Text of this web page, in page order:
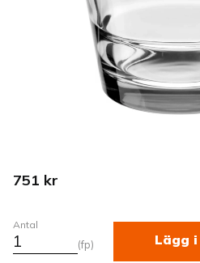
751 kr
Antal
fp